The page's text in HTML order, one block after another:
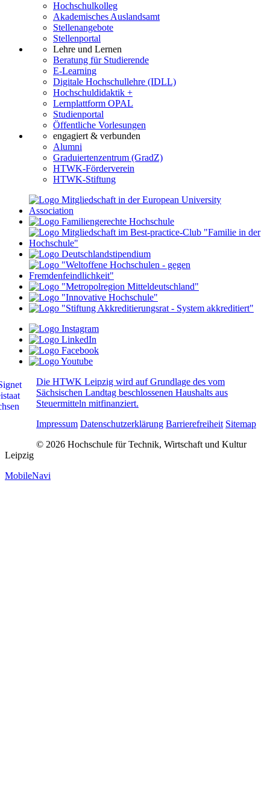
Hochschulkolleg
Akademisches Auslandsamt
Stellenangebote
Stellenportal
Lehre und Lernen
Beratung für Studierende
E-Learning
Digitale Hochschullehre (IDLL)
Hochschuldidaktik +
Lernplattform OPAL
Studienportal
Öffentliche Vorlesungen
engagiert & verbunden
Alumni
Graduiertenzentrum (GradZ)
HTWK-Förderverein
HTWK-Stiftung
Die HTWK Leipzig wird auf Grundlage des vom
Sächsischen Landtag beschlossenen Haushalts aus
Steuermitteln mitfinanziert.
Impressum Datenschutzerklärung Barrierefreiheit Sitemap
© 2026 Hochschule für Technik, Wirtschaft und Kultur
Leipzig
MobileNavi